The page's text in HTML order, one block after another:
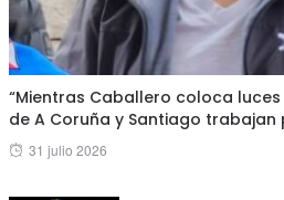
“Mientras Caballero coloca
de A Coruña y Santiago trabajan
Posted
31 julio 2026